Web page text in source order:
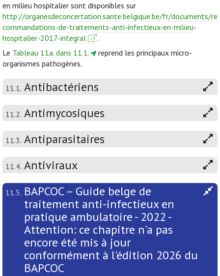
en milieu hospitalier sont disponibles sur
http://organesdeconcertation.sante.belgique.be/fr/documents/re
commandations-de-traitements-anti-infectieux-en-milieu-
hospitalier-2017-integral
.
Le Tableau 11a. dans 11.1.
reprend les principaux micro-
organismes pathogènes.
11.1. Antibactériens
11.2. Antimycosiques
11.3. Antiparasitaires
11.4. Antiviraux
11.5. BAPCOC – Guide belge de
traitement anti-infectieux en
pratique ambulatoire - 2022 -
Attention: ce chapitre n'a pas
encore été mis à jour
conformément à l'édition 2026 du
BAPCOC